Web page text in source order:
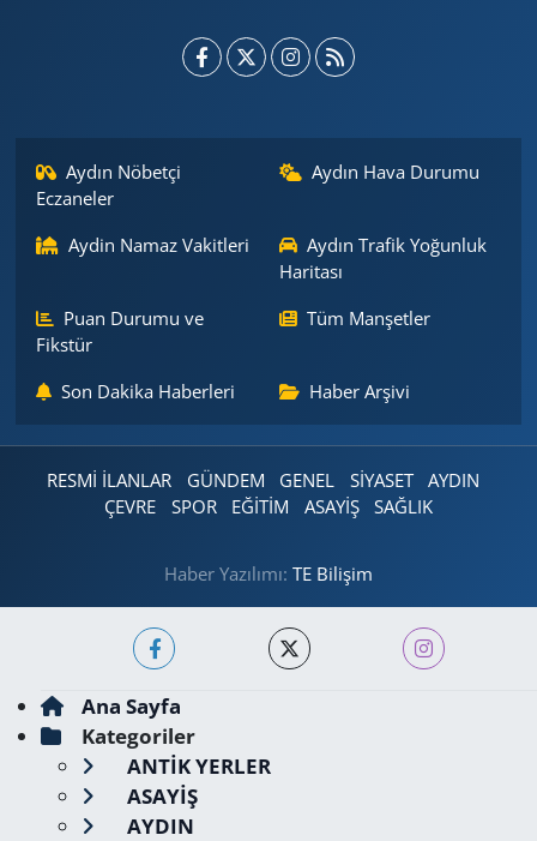
Aydın Nöbetçi
Eczaneler
Aydın Hava Durumu
Aydin Namaz Vakitleri
Aydın Trafik Yoğunluk
Haritası
Puan Durumu ve
Fikstür
Tüm Manşetler
Son Dakika Haberleri Haber Arşivi
RESMİ İLANLAR GÜNDEM GENEL SİYASET
AYDIN
ÇEVRE
SPOR EĞİTİM ASAYİŞ SAĞLIK
Haber Yazılımı: TE Bilişim
Ana Sayfa
Kategoriler
ANTİK YERLER
ASAYİŞ
AYDIN